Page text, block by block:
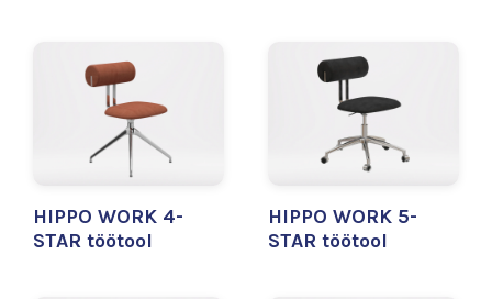
HIPPO WORK 4-
STAR töötool
HIPPO WORK 5-
STAR töötool